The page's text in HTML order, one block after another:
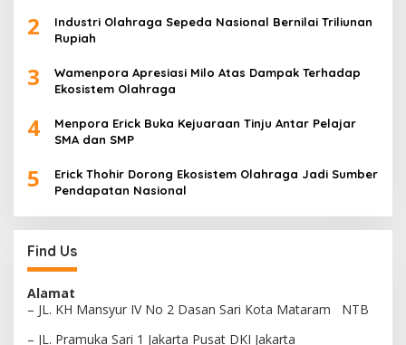
2
Industri Olahraga Sepeda Nasional Bernilai Triliunan
Rupiah
3
Wamenpora Apresiasi Milo Atas Dampak Terhadap
Ekosistem Olahraga
4
Menpora Erick Buka Kejuaraan Tinju Antar Pelajar
SMA dan SMP
5
Erick Thohir Dorong Ekosistem Olahraga Jadi Sumber
Pendapatan Nasional
Find Us
Alamat
– JL. KH Mansyur IV No 2 Dasan Sari Kota Mataram NTB
– JL. Pramuka Sari 1 Jakarta Pusat DKI Jakarta